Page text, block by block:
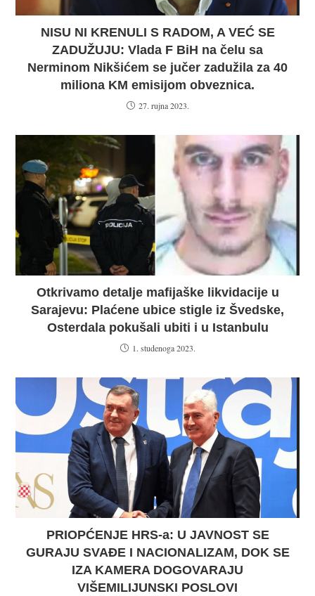
NISU NI KRENULI S RADOM, A VEĆ SE
ZADUŽUJU: Vlada F BiH na čelu sa
Nerminom Nikšićem se jučer zadužila za 40
miliona KM emisijom obveznica.
27. rujna 2023.
Otkrivamo detalje mafijaške likvidacije u
Sarajevu: Plaćene ubice stigle iz Švedske,
Osterdala pokušali ubiti i u Istanbulu
1. studenoga 2023.
PRIOPĆENJE HRS-a: U JAVNOST SE
GURAJU SVAĐE I NACIONALIZAM, DOK SE
IZA KAMERA DOGOVARAJU
VIŠEMILIJUNSKI POSLOVI